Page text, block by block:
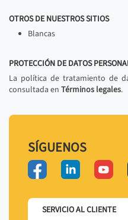
OTROS DE NUESTROS SITIOS
Blancas
PROTECCIÓN DE DATOS
La política de tratamiento de
consultada en Términos legales.
SÍGUENOS
SERVICIO AL CLIENTE